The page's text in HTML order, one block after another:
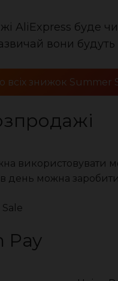
AliExpress буде
вони
всіх знижок Summer
використовувати
день можна
Pay